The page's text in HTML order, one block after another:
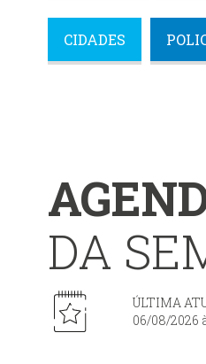
CIDADES
DA
ÚLTIMA
06/08/2026